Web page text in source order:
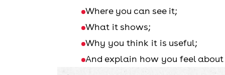
Where you can see it;
What it shows;
Why you think it is useful;
And explain how you feel